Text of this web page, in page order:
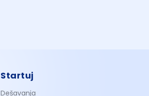
Startuj
Dešavanja